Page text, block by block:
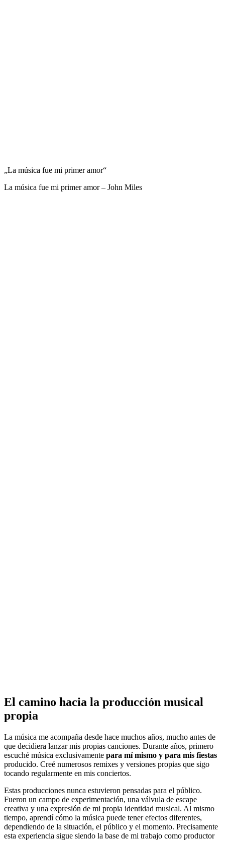
„La música fue mi primer amor“
La música fue mi primer amor– John Miles
El camino hacia la producción musical
propia
La música me acompaña desde hace muchos años, mucho antes de
que decidiera lanzar mis propias canciones. Durante años, primero
escuché música exclusivamente para mí mismo y para mis fiestas
producido. Creé numerosos remixes y versiones propias que sigo
tocando regularmente en mis conciertos.
Estas producciones nunca estuvieron pensadas para el público.
Fueron un campo de experimentación, una válvula de escape
creativa y una expresión de mi propia identidad musical. Al mismo
tiempo, aprendí cómo la música puede tener efectos diferentes,
dependiendo de la situación, el público y el momento. Precisamente
esta experiencia sigue siendo la base de mi trabajo como productor